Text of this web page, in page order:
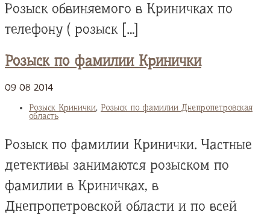
Розыск обвиняемого в Криничках по
телефону ( розыск […]
Розыск по фамилии Кринички
09 08 2014
Розыск Кринички, Розыск по фамилии Днепропетровская
область
Розыск по фамилии Кринички. Частные
детективы занимаются розыском по
фамилии в Криничках, в
Днепропетровской области и по всей